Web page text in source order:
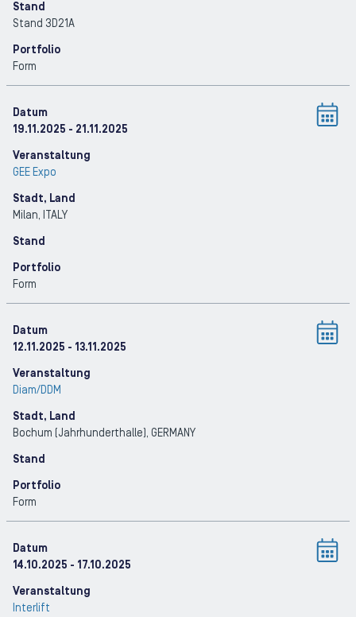
Stand
Stand 3D21A
Portfolio
Form
Datum
19.11.2025 - 21.11.2025
Veranstaltung
GEE Expo
Stadt, Land
Milan, ITALY
Stand
Portfolio
Form
Datum
12.11.2025 - 13.11.2025
Veranstaltung
Diam/DDM
Stadt, Land
Bochum (Jahrhunderthalle), GERMANY
Stand
Portfolio
Form
Datum
14.10.2025 - 17.10.2025
Veranstaltung
Interlift